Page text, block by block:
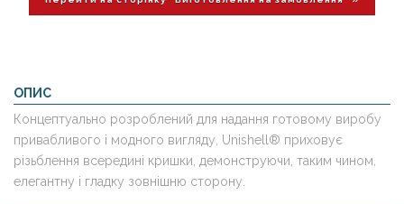
ОПИС
Концептуально розроблений для надання готовому виробу
привабливого і модного вигляду, Unishell® приховує
різьблення всередині кришки, демонструючи, таким чином,
елегантну і гладку зовнішню сторону.